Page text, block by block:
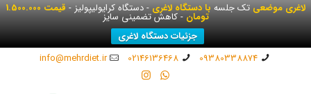
لاغری موضعیتک جلسهبا دستگاه لاغری- دستگاه کرایولیپولیز - قیمت 1.500.000
تومان- کاهش تضمینی سایز
جزئیات دستگاه لاغری
09380338874
02146136468
info@mehrdiet.ir